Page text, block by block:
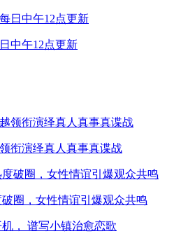
中午12点更新
衔演绎真人真事真谍战
圈，女性情谊引爆观众共鸣